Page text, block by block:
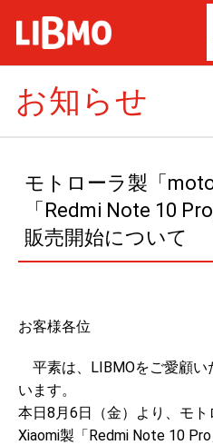
お知らせ
モトローラ製「
「Redmi Note 10
販売開始について
お客様各位
平素は、LIBMOをご愛顧い
います。
本日8月6日（金）より、モト
Xiaomi製「Redmi Note 10